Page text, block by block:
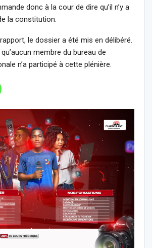
donc à la cour de dire qu’il n’y a
la constitution.
le dossier a été mis en délibéré.
membre du bureau de
n’a participé à cette plénière.